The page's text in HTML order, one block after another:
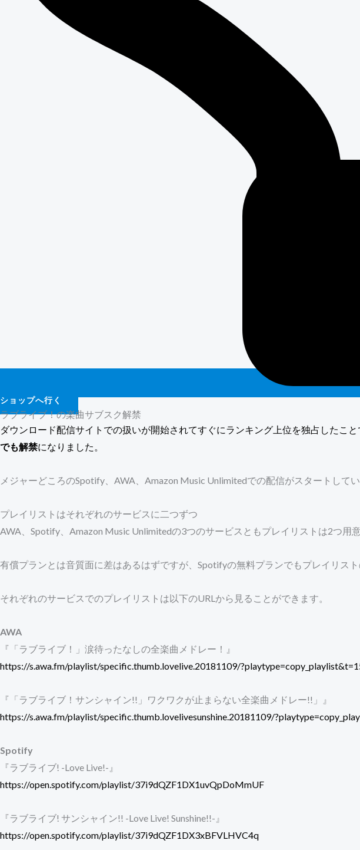
ショップへ行く
ラブライブ！の楽曲サブスク解禁
ダウンロード配信サイトでの扱いが開始されてすぐにランキング上位を独占したこ
でも解禁になりました。
メジャーどころのSpotify、AWA、Amazon Music Unlimitedでの配信がスタートしてい
プレイリストはそれぞれのサービスに二つずつ
AWA、Spotify、Amazon Music Unlimitedの3つのサービスともプレイリストは2つ用
有償プランとは音質面に差はあるはずですが、Spotifyの無料プランでもプレイリス
それぞれのサービスでのプレイリストは以下のURLから見ることができます。
AWA
『「ラブライブ！」涙待ったなしの全楽曲メドレー！』
https://s.awa.fm/playlist/specific.thumb.lovelive.20181109/
『「ラブライブ！サンシャイン!!」ワクワクが止まらない全楽曲メドレー!!」』
https://s.awa.fm/playlist/specific.thumb.lovelivesunshine.20181109/
Spotify
『ラブライブ! -Love Live!-』
https://open.spotify.com/playlist/37i9dQZF1DX1uvQpDoMmUF
『ラブライブ! サンシャイン!! -Love Live! Sunshine!!-』
https://open.spotify.com/playlist/37i9dQZF1DX3xBFVLHVC4q